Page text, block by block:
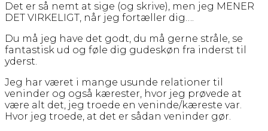
Det er så nemt at sige (og skrive), men jeg MENER
DET VIRKELIGT, når jeg fortæller dig….
Du må jeg have det godt, du må gerne stråle, se
fantastisk ud og føle dig gudeskøn fra inderst til
yderst.
Jeg har været i mange usunde relationer til
veninder og også kærester, hvor jeg prøvede at
være alt det, jeg troede en veninde/kæreste var.
Hvor jeg troede, at det er sådan veninder gør.